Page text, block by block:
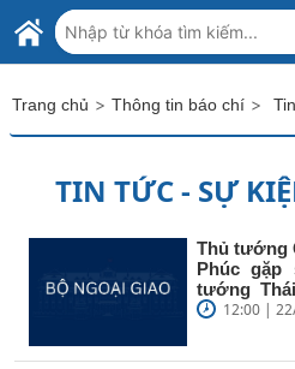
Skip to Main Content
BỘ NGOẠI GIAO VIỆT NAM
MINISTRY OF FOREIGN
Trang chủ > Thông tin báo chí >
TIN TỨC - SỰ
Thủ tướng
Phúc gặp
tướng
ga-po...
12:00 |